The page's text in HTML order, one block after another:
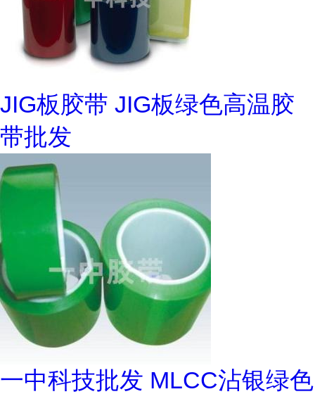
JIG板胶带 JIG板绿色高温胶
带批发
一中科技批发 MLCC沾银绿色